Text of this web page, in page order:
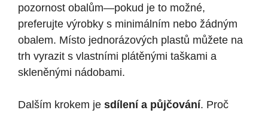
pozornost obalům—pokud je to možné,
preferujte výrobky s minimálním nebo žádným
obalem. Místo jednorázových plastů můžete na
trh vyrazit s vlastními plátěnými taškami a
skleněnými nádobami.
Dalším krokem je sdílení a půjčování. Proč